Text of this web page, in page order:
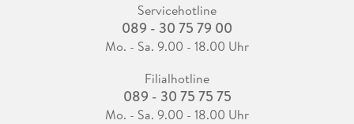
Servicehotline
089 - 30 75 79 00
Mo. - Sa. 9.00 - 18.00 Uhr
Filialhotline
089 - 30 75 75 75
Mo. - Sa. 9.00 - 18.00 Uhr